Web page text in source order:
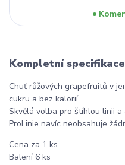
Kompletní specifikace
Chuť růžových grapefruitů v
cukru a bez kalorií.
Skvělá volba pro štíhlou linii
ProLinie navíc neobsahuje
Cena za 1 ks
Balení 6 ks